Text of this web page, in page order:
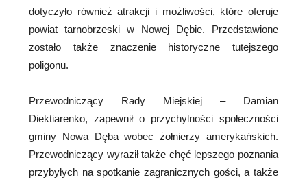
dotyczyło również atrakcji i możliwości, które oferuje
powiat tarnobrzeski w Nowej Dębie. Przedstawione
zostało także znaczenie historyczne tutejszego
poligonu.
Przewodniczący Rady Miejskiej – Damian
Diektiarenko, zapewnił o przychylności społeczności
gminy Nowa Dęba wobec żołnierzy amerykańskich.
Przewodniczący wyraził także chęć lepszego poznania
przybyłych na spotkanie zagranicznych gości, a także